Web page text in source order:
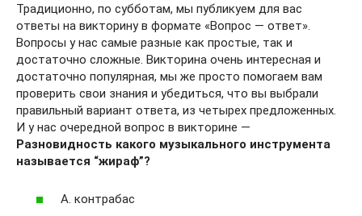
Традиционно, по субботам, мы публикуем для вас
ответы на викторину в формате «Вопрос — ответ».
Вопросы у нас самые разные как простые, так и
достаточно сложные. Викторина очень интересная и
достаточно популярная, мы же просто помогаем вам
проверить свои знания и убедиться, что вы выбрали
правильный вариант ответа, из четырех предложенных.
И у нас очередной вопрос в викторине —
Разновидность какого музыкального инструмента
называется “жираф”?
A. контрабас